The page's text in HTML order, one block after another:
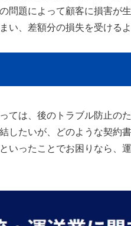
問題によって顧客に損害が
、差額分の損失を受ける
は、後のトラブル防止の
したいが、どのような契約
いったことでお困りなら、